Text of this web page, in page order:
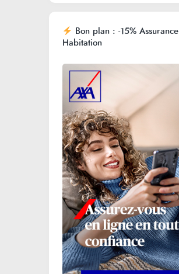
Bon plan : -15% Assurance
Habitation